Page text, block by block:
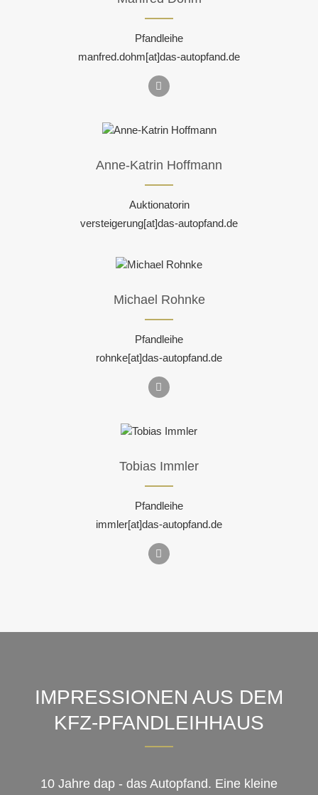
Pfandleihe
manfred.dohm[at]das-autopfand.de
Anne-Katrin Hoffmann
Auktionatorin
versteigerung[at]das-autopfand.de
Michael Rohnke
Pfandleihe
rohnke[at]das-autopfand.de
Tobias Immler
Pfandleihe
immler[at]das-autopfand.de
IMPRESSIONEN AUS DEM
KFZ-PFANDLEIHHAUS
10 Jahre dap - das Autopfand. Eine kleine